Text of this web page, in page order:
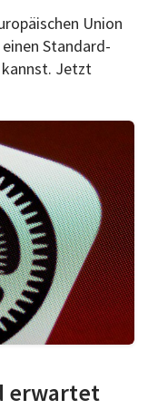
Union
Standard-
kannst. Jetzt
erwartet